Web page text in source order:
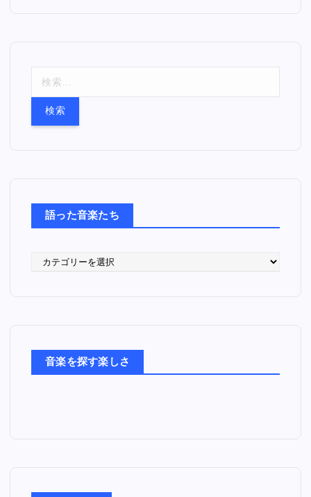
語った音楽たち
音楽を探す楽しさ